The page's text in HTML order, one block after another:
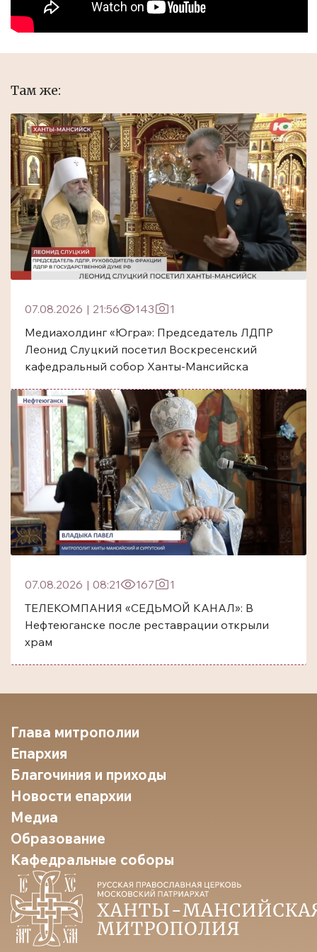
Там же:
07.08.2026 | 21:56 143
1
Медиахолдинг «Югра»: Председатель ЛДПР
Леонид Слуцкий посетил Воскресенский
кафедральный собор Ханты-Мансийска
07.08.2026 | 08:21 167
1
ТЕЛЕКОМПАНИЯ «СЕДЬМОЙ КАНАЛ»: В
Нефтеюганске после реставрации открыли
храм
Глава митрополии
Епархия
Благочиния и приходы
Новости епархии
Медиа
Образование
Кафедральные соборы